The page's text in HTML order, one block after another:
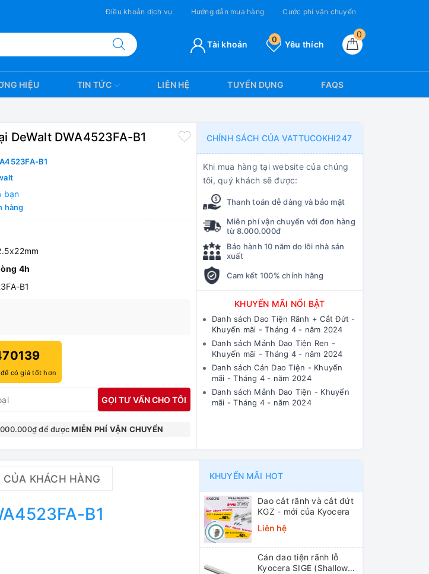
Điều khoản dịch vụ Hướng dẫn mua hàng Cước phí vận chuyển
0
Yêu thích
0
Tài khoản
HIỆU TIN TỨC LIÊN HỆ TUYỂN DỤNG FAQS
DeWalt DWA4523FA-B1
B1
bạn
hàng
4h
B1
có giá tốt hơn
GỌI TƯ VẤN CHO TÔI
để đượcMIỄN PHÍ VẬN CHUYỂN
CHÍNH SÁCH CỦA VATTUCOKHI247
Khi mua hàng tại website của chúng
tôi, quý khách sẽ được:
Thanh toán dễ dàng và bảo mật
Miễn phí vận chuyển với đơn hàng
từ 8.000.000đ
Bảo hành 10 năm do lỗi nhà sản
xuất
Cam kết 100% chính hãng
KHUYẾN MÃI NỔI BẬT
Danh sách Dao Tiện Rãnh + Cắt Đứt -
Khuyến mãi - Tháng 4 - năm 2024
Danh sách Mảnh Dao Tiện Ren -
Khuyến mãi - Tháng 4 - năm 2024
Danh sách Cán Dao Tiện - Khuyến
mãi - Tháng 4 - năm 2024
Danh sách Mảnh Dao Tiện - Khuyến
mãi - Tháng 4 - năm 2024
KHÁCH HÀNG
B1
KHUYẾN MÃI HOT
Dao cắt rãnh và cắt đứt
KGZ - mới của Kyocera
Liên hệ
Cán dao tiện rãnh lỗ
Kyocera SIGE (Shallow